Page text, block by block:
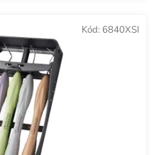
Kód: 6840XSI